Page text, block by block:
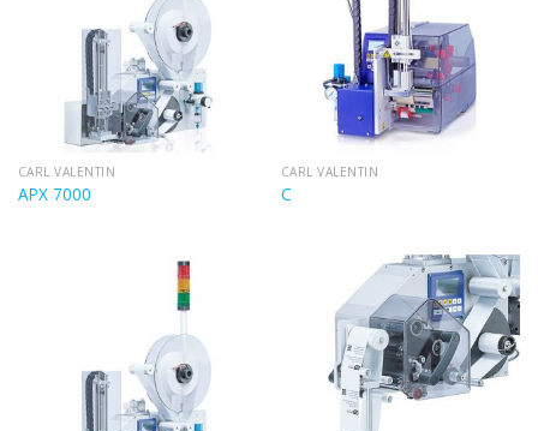
CARL VALENTIN
APX 7000
CARL VALENTIN
C